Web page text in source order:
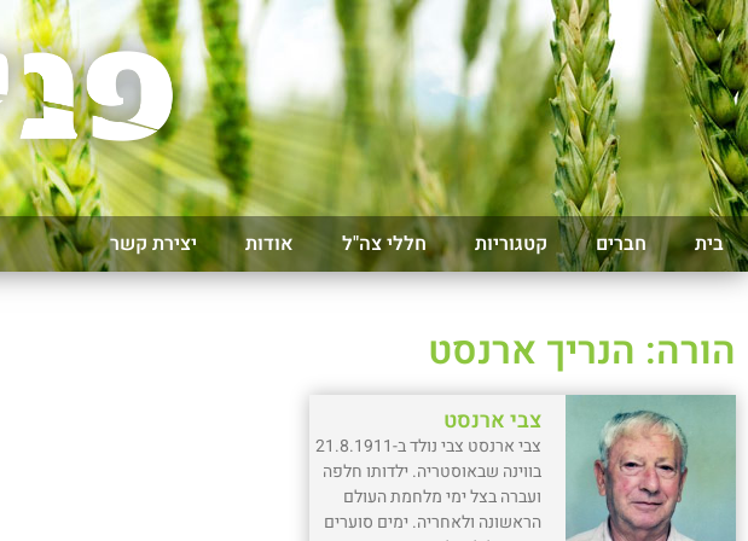
בית חברים קטגוריות חללי צה"ל אודות יצירת קשר
הורה: הנריך ארנסט
צבי ארנסט
צבי ארנסט צבי נולד ב-21.8.1911
בווינה שבאוסטריה. ילדותו חלפה
ועברה בצל ימי מלחמת העולם
הראשונה ולאחריה. ימים סוערים